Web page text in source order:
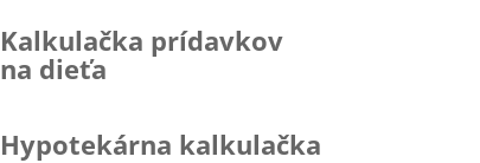
Kalkulačka prídavkov
na dieťa
Hypotekárna kalkulačka